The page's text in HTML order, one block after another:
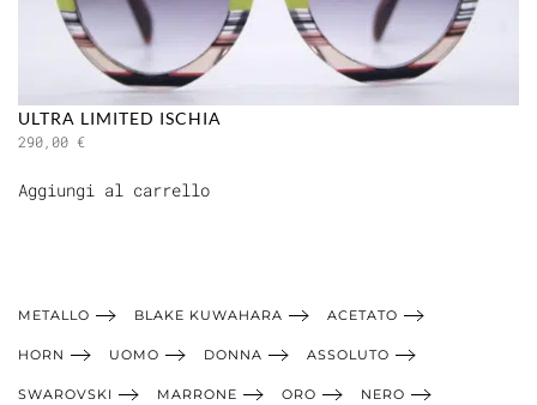
ULTRA LIMITED ISCHIA
290,00 €
Aggiungi al carrello
METALLO BLAKE KUWAHARA ACETATO
HORN UOMO DONNA ASSOLUTO
SWAROVSKI MARRONE ORO NERO